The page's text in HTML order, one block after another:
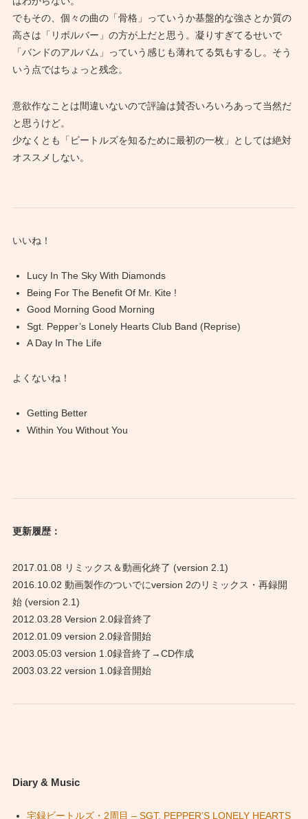
でもその、個々の曲の「骨格」っていうか基盤的な強さとか質の
高さは「リボルバー」の方が上だと思う。凝りすぎてるせいで
「バンドのアルバム」っていう感じも薄れてる気もするし。そう
いう点ではちょっと残念。
意欲作なことは間違いないので評論は賛否いろいろあって当然だ
と思うけど。
少なくとも「ビートルズを知るために最初の一枚」としては絶対
オススメしない。
いいね！
Lucy In The Sky With Diamonds
Being For The Benefit Of Mr. Kite !
Good Morning Good Morning
Sgt. Pepper’s Lonely Hearts Club Band (Reprise)
A Day In The Life
よくないね！
Getting Better
Within You Without You
更新履歴：
2017.01.08 リミックス＆動画化終了 (version 2.1)
2016.10.02 動画製作のついでにversion 2のリミックス・再録開
始 (version 2.1)
2012.03.28 Version 2.0録音終了
2012.01.09 version 2.0録音開始
2003.05:03 version 1.0録音終了→CD作成
2003.03.22 version 1.0録音開始
Diary & Music
宅録ビートルズ・2周目 – SGT. PEPPER’S LONELY HEARTS